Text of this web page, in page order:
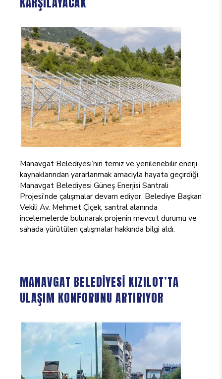
Manavgat Belediyesi’nin temiz ve yenilenebilir enerji
kaynaklarından yararlanmak amacıyla hayata geçirdiği
Manavgat Belediyesi Güneş Enerjisi Santrali
Projesi’nde çalışmalar devam ediyor. Belediye Başkan
Vekili Av. Mehmet Çiçek, santral alanında
incelemelerde bulunarak projenin mevcut durumu ve
sahada yürütülen çalışmalar hakkında bilgi aldı.
MANAVGAT BELEDİYESİ KIZILOT’TA
ULAŞIM KONFORUNU ARTIRIYOR